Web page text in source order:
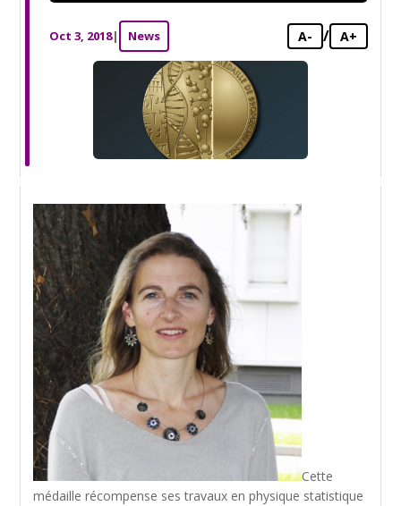
Oct 3, 2018| News A- / A+
Cette
médaille récompense ses travaux en physique statistique